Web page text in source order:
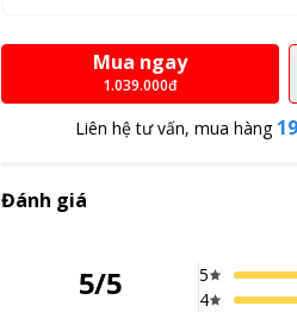
Mua ngay
1.039.000đ
Liên hệ tư vấn, mua hàng
Đánh giá
5/5
5
4